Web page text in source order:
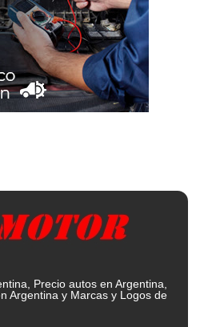
Precio autos en Argentina,
Argentina y Marcas y Logos de